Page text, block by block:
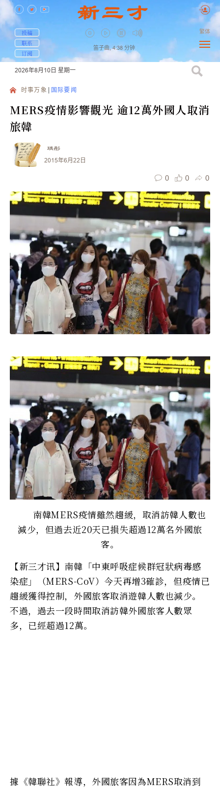
投稿
联系
订阅
笛子曲, 4:38 分钟
繁体
2026年8月10日 星期一
时事万象 国际要闻
MERS疫情影響觀光 逾12萬外國人取消
旅韓
瑀彤
2015年6月22日
0 0 0
南韓MERS疫情雖然趨緩，取消訪韓人數也
減少，但過去近20天已損失超過12萬名外國旅
客。
【新三才讯】南韓「中東呼吸症候群冠狀病毒感
染症」（MERS-CoV）今天再增3確診，但疫情已
趨緩獲得控制，外國旅客取消遊韓人數也減少。
不過，過去一段時間取消訪韓外國旅客人數眾
多，已經超過12萬。
據《韓聯社》報導，外國旅客因為MERS取消到